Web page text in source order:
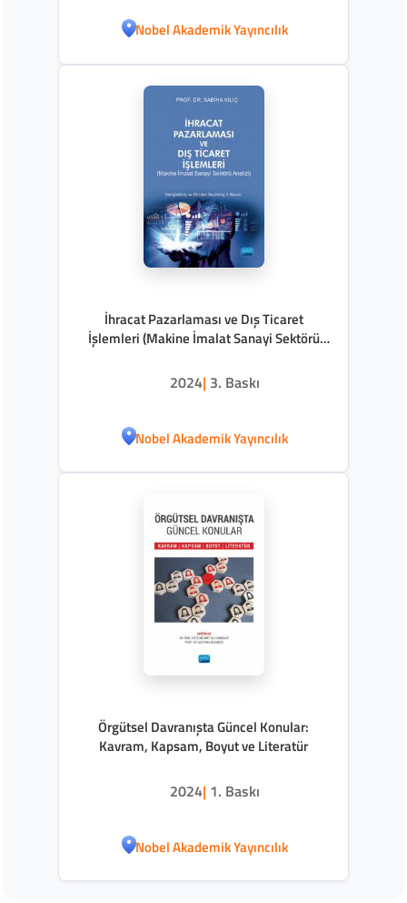
Nobel Akademik Yayıncılık
İhracat Pazarlaması ve Dış Ticaret
İşlemleri (Makine İmalat Sanayi Sektörü
2024| 3. Baskı
Nobel Akademik Yayıncılık
Örgütsel Davranışta Güncel Konular:
Kavram, Kapsam, Boyut ve Literatür
2024| 1. Baskı
Nobel Akademik Yayıncılık